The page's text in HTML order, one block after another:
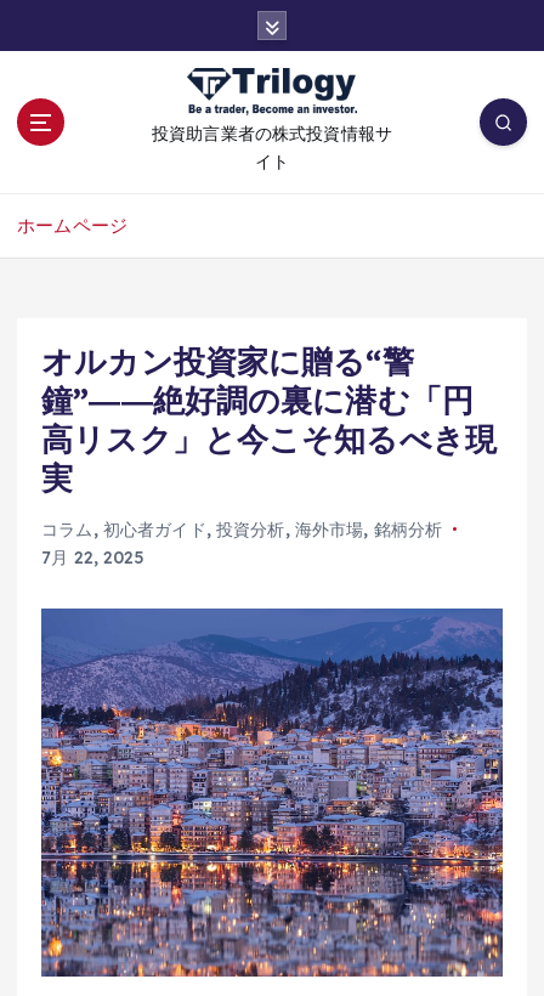
投資助言業者の株式投資情報サ
イト
ホームページ
オルカン投資家に贈る“警
鐘”――絶好調の裏に潜む「円
高リスク」と今こそ知るべき現
実
コラム , 初心者ガイド, 投資分析, 海外市場, 銘柄分析
7月 22, 2025